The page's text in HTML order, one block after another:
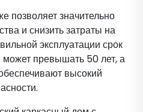
позволяет значительно
и снизить затраты на
эксплуатации срок
может превышать 50 лет, а
высокий